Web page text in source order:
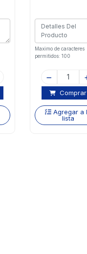
Maximo de caracteres
permitidos: 100
Comprar
Agregar a
lista